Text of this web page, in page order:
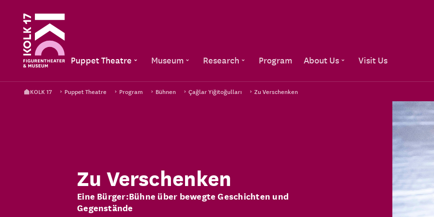
Puppet Theatre Museum Research Program About Us Visit Us
KOLK 17 Puppet Theatre Program Bühnen Çağlar Yiğitoğulları Zu Verschenken
Zu Verschenken
Eine Bürger:Bühne über bewegte Geschichten und
Gegenstände